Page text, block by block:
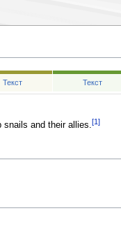
Текст Текст
and their allies.[1]